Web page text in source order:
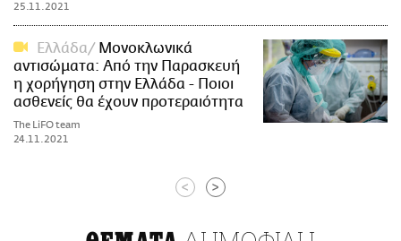
25.11.2021
Ελλάδα
Μονοκλωνικά
αντισώματα: Από την Παρασκευή
η χορήγηση στην Ελλάδα - Ποιοι
ασθενείς θα έχουν προτεραιότητα
The LiFO team
24.11.2021
< >